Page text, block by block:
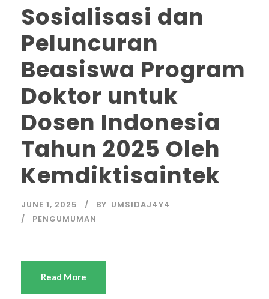
Sosialisasi dan
Peluncuran
Beasiswa Program
Doktor untuk
Dosen Indonesia
Tahun 2025 Oleh
Kemdiktisaintek
JUNE 1, 2025 BY UMSIDAJ4Y4
PENGUMUMAN
Read More